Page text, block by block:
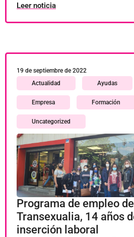
Leer noticia
19 de septiembre de 2022
Actualidad
Ayudas
Empresa Formación
Uncategorized
Programa de empleo de
Transexualia, 14 años
inserción laboral